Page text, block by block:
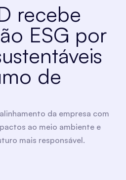
recebe
ESG por
de
da empresa com
ao meio ambiente e
mais responsável.